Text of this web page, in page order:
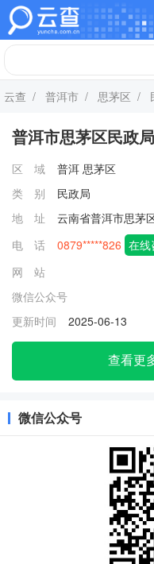
云查 / 普洱市 / 思茅区 /
普洱市思茅区民政
区 域 普洱 思茅区
类 别
民政局
地 址
云南省普洱市思茅
电 话
0879*****826 在线
网 站
微信公众号
更新时间
2025-06-13
查看更
微信公众号